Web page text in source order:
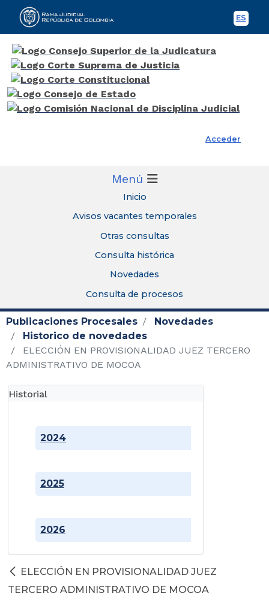
ES
Rama Judicial
Acceder
Menú
Inicio
Avisos vacantes temporales
Otras consultas
Consulta histórica
Novedades
Consulta de procesos
Publicaciones Procesales
Novedades
Historico de novedades
ELECCIÓN EN PROVISIONALIDAD JUEZ TERCERO
ADMINISTRATIVO DE MOCOA
Historial
2024
2025
2026
ELECCIÓN EN PROVISIONALIDAD JUEZ
TERCERO ADMINISTRATIVO DE MOCOA